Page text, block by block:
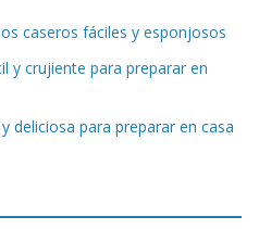
caseros fáciles y esponjosos
y crujiente para preparar en
deliciosa para preparar en casa